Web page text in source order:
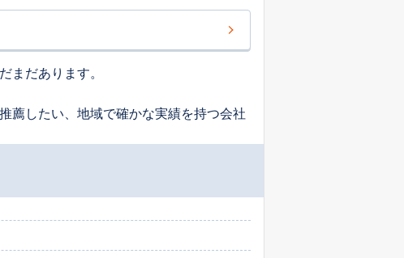
まだあります。
薦したい、地域で確かな実績を持つ会社